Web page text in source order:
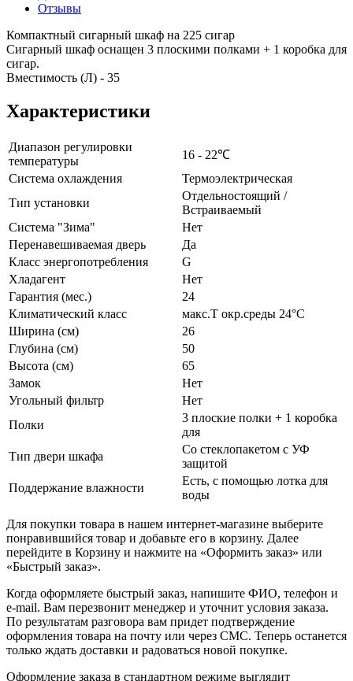
Отзывы
Компактный сигарный шкаф на 225 сигар
Сигарный шкаф оснащен 3 плоскими полками + 1 коробка для
сигар.
Вместимость (Л) - 35
Характеристики
Диапазон регулировки
температуры
16 - 22℃
Система охлаждения
Термоэлектрическая
Тип установки
Отдельностоящий /
Встраиваемый
Система "Зима"
Нет
Перенавешиваемая дверь
Да
Класс энергопотребления
G
Хладагент
Нет
Гарантия (мес.)
24
Климатический класс
макс.T окр.среды 24°C
Ширина (см)
26
Глубина (см)
50
Высота (см)
65
Замок
Нет
Угольный фильтр
Нет
Полки
3 плоские полки + 1 коробка
для
Тип двери шкафа
Со стеклопакетом с УФ
защитой
Поддержание влажности
Есть, с помощью лотка для
воды
Для покупки товара в нашем интернет-магазине выберите
понравившийся товар и добавьте его в корзину. Далее
перейдите в Корзину и нажмите на «Оформить заказ» или
«Быстрый заказ».
Когда оформляете быстрый заказ, напишите ФИО, телефон и
e-mail. Вам перезвонит менеджер и уточнит условия заказа.
По результатам разговора вам придет подтверждение
оформления товара на почту или через СМС. Теперь останется
только ждать доставки и радоваться новой покупке.
Оформление заказа в стандартном режиме выглядит